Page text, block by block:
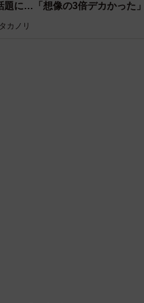
題に…「想像の3倍デカかった」
カノリ